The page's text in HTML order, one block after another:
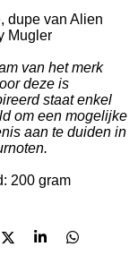
dupe van Alien
Mugler
van het merk
deze is
staat enkel
om een mogelijke
aan te duiden in
200 gram
D
S
D